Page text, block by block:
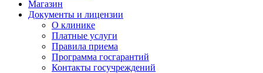
Магазин
Документы и лицензии
О клинике
Платные услуги
Правила приема
Программа госгарантий
Контакты госучреждений